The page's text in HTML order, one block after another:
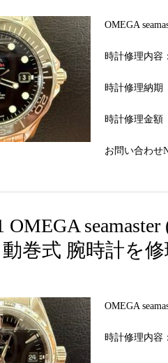
OMEGA
時計修理内容
時計修理納
時計修理金額
お問い合わせ
OMEGA
巻式 腕時計を修
OMEGA
時計修理内容